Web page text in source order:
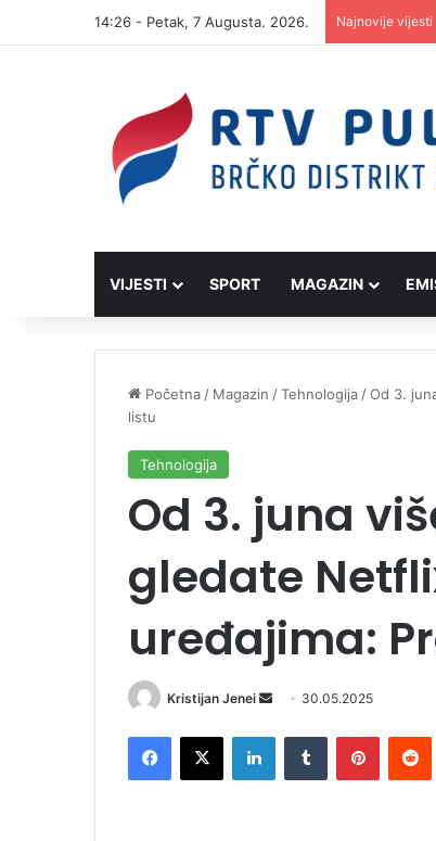
14:26 - Petak, 7 Augusta. 2026. Najnovije vijesti
VIJESTI SPORT MAGAZIN
Početna / Magazin /Tehnologija /Od 3.
listu
Tehnologija
Od 3. juna
gledate
uređajima:
Kristijan Jenei
d
30.05.2025